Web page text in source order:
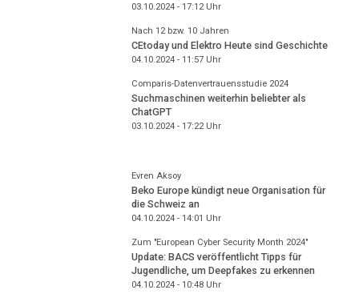
03.10.2024 - 17:12Uhr
Nach 12 bzw. 10 Jahren
CEtoday und Elektro Heute sind Geschichte
04.10.2024 - 11:57Uhr
Comparis-Datenvertrauensstudie 2024
Suchmaschinen weiterhin beliebter als
ChatGPT
03.10.2024 - 17:22Uhr
Evren Aksoy
Beko Europe kündigt neue Organisation für
die Schweiz an
04.10.2024 - 14:01 Uhr
Zum "European Cyber Security Month 2024"
Update: BACS veröffentlicht Tipps für
Jugendliche, um Deepfakes zu erkennen
04.10.2024 - 10:48Uhr